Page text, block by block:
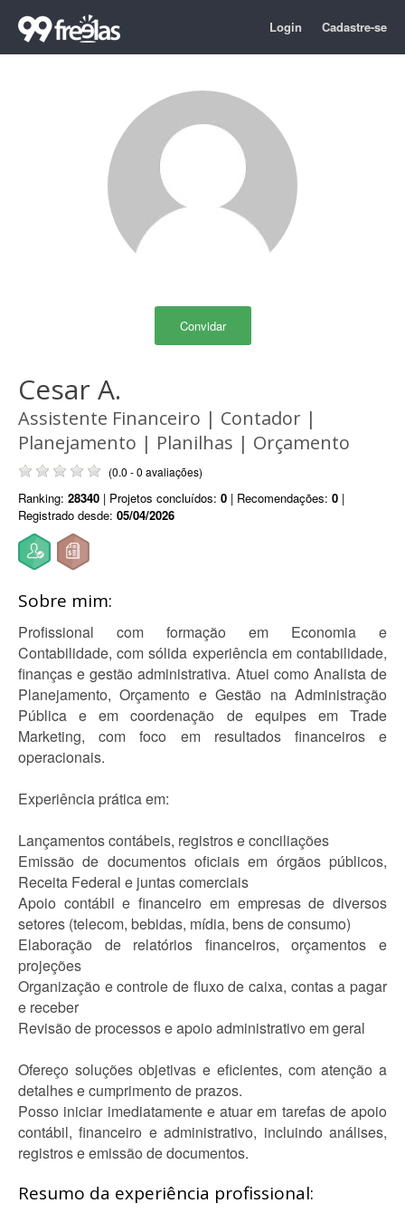
Login Cadastre-se
Convidar
Cesar A.
Assistente Financeiro | Contador |
Planejamento | Planilhas | Orçamento
(0.0 - 0 avaliações)
Ranking: 28340 | Projetos concluídos: 0 | Recomendações: 0 |
Registrado desde: 05/04/2026
Sobre mim:
Profissional com formação em Economia e
Contabilidade, com sólida experiência em contabilidade,
finanças e gestão administrativa. Atuei como Analista de
Planejamento, Orçamento e Gestão na Administração
Pública e em coordenação de equipes em Trade
Marketing, com foco em resultados financeiros e
operacionais.
Experiência prática em:
Lançamentos contábeis, registros e conciliações
Emissão de documentos oficiais em órgãos públicos,
Receita Federal e juntas comerciais
Apoio contábil e financeiro em empresas de diversos
setores (telecom, bebidas, mídia, bens de consumo)
Elaboração de relatórios financeiros, orçamentos e
projeções
Organização e controle de fluxo de caixa, contas a pagar
e receber
Revisão de processos e apoio administrativo em geral
Ofereço soluções objetivas e eficientes, com atenção a
detalhes e cumprimento de prazos.
Posso iniciar imediatamente e atuar em tarefas de apoio
contábil, financeiro e administrativo, incluindo análises,
registros e emissão de documentos.
Resumo da experiência profissional: